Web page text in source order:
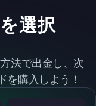
を選択
法で出金し、次
購入しよう！